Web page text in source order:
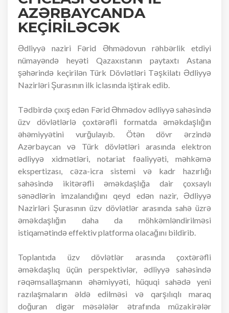
AZƏRBAYCANDA
KEÇİRİLƏCƏK
Ədliyyə naziri Fərid Əhmədovun rəhbərlik etdiyi
nümayəndə heyəti Qazaxıstanın paytaxtı Astana
şəhərində keçirilən Türk Dövlətləri Təşkilatı Ədliyyə
Nazirləri Şurasının ilk iclasında iştirak edib.
Tədbirdə çıxış edən Fərid Əhmədov ədliyyə sahəsində
üzv dövlətlərlə çoxtərəfli formatda əməkdaşlığın
əhəmiyyətini vurğulayıb. Ötən dövr ərzində
Azərbaycan və Türk dövlətləri arasında elektron
ədliyyə xidmətləri, notariat fəaliyyəti, məhkəmə
ekspertizası, cəza-icra sistemi və kadr hazırlığı
sahəsində ikitərəfli əməkdaşlığa dair çoxsaylı
sənədlərin imzalandığını qeyd edən nazir, Ədliyyə
Nazirləri Şurasının üzv dövlətlər arasında sahə üzrə
əməkdaşlığın daha da möhkəmləndirilməsi
istiqamətində effektiv platforma olacağını bildirib.
Toplantıda üzv dövlətlər arasında çoxtərəfli
əməkdaşlıq üçün perspektivlər, ədliyyə sahəsində
rəqəmsallaşmanın əhəmiyyəti, hüquqi sahədə yeni
razılaşmaların əldə edilməsi və qarşılıqlı maraq
doğuran digər məsələlər ətrafında müzakirələr